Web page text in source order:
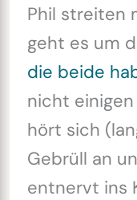
Phil streiten
geht es um
die beide
nicht
hört sich
Gebrüll an
entnervt ins